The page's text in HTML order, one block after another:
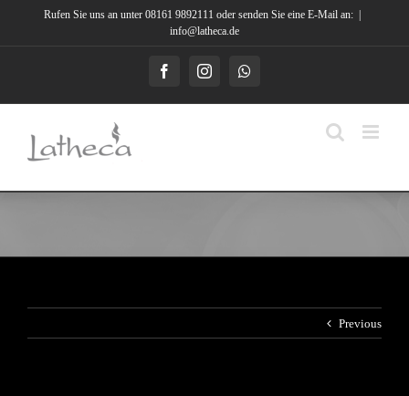
Rufen Sie uns an unter 08161 9892111 oder senden Sie eine E-Mail an:
info@latheca.de
FacebookInstagram
Previous